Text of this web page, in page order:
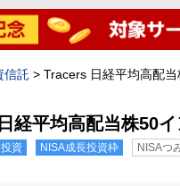
信託 > Tracers 日経平均高配
経平均高配当株50
資 NISA成長投資枠 NISAつ